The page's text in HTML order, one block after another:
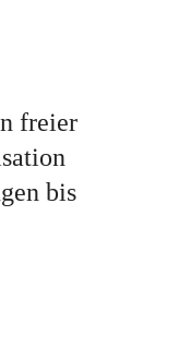
freier
bis